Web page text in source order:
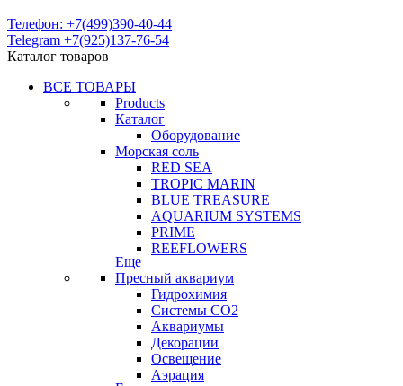
Телефон: +7(499)390-40-44
Telegram +7(925)137-76-54
Каталог товаров
ВСЕ ТОВАРЫ
Products
Каталог
Оборудование
Морская соль
RED SEA
TROPIC MARIN
BLUE TREASURE
AQUARIUM SYSTEMS
PRIME
REEFLOWERS
Еще
Пресный аквариум
Гидрохимия
Системы СО2
Аквариумы
Декорации
Освещение
Аэрация